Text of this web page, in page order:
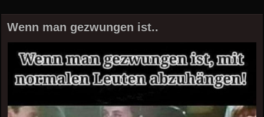
Wenn man gezwungen ist..